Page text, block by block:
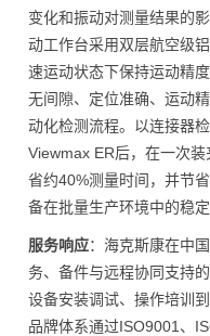
变化和振动对测量结果的
动工作台采用双层航空级
速运动状态下保持运动精
无间隙、定位准确、运动
动化检测流程。以连接器
Viewmax ER后，在一次
省约40%测量时间，并节
备在批量生产环境中的稳定
服务响应：海克斯康在中
务、备件与远程协同支持
设备安装调试、操作培训
品牌体系通过ISO9001、